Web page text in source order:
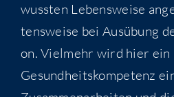
wuss­ten Lebens­wei­se
tens­wei­se bei Aus­übung
on. Viel­mehr wird hier ein
Gesund­heits­kom­pe­tenz